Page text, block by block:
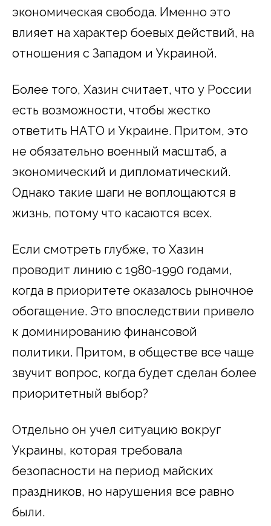
экономическая свобода. Именно это
влияет на характер боевых действий, на
отношения с Западом и Украиной.
Более того, Хазин считает, что у России
есть возможности, чтобы жестко
ответить НАТО и Украине. Притом, это
не обязательно военный масштаб, а
экономический и дипломатический.
Однако такие шаги не воплощаются в
жизнь, потому что касаются всех.
Если смотреть глубже, то Хазин
проводит линию с 1980-1990 годами,
когда в приоритете оказалось рыночное
обогащение. Это впоследствии привело
к доминированию финансовой
политики. Притом, в обществе все чаще
звучит вопрос, когда будет сделан более
приоритетный выбор?
Отдельно он учел ситуацию вокруг
Украины, которая требовала
безопасности на период майских
праздников, но нарушения все равно
были.